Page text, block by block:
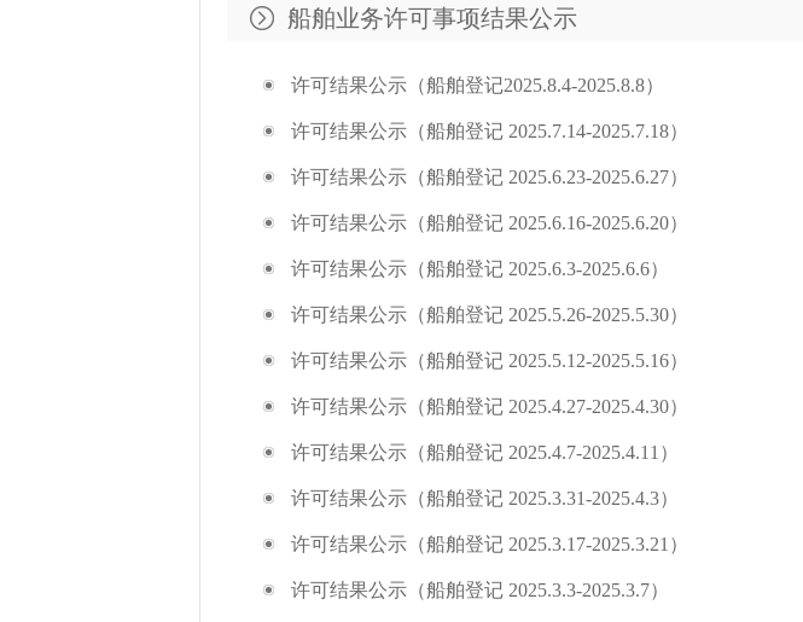
船舶业务许可事项结果公示
许可结果公示（船舶登记2025.8.4-2025.8.8）
许可结果公示（船舶登记 2025.7.14-2025.7.18）
许可结果公示（船舶登记 2025.6.23-2025.6.27）
许可结果公示（船舶登记 2025.6.16-2025.6.20）
许可结果公示（船舶登记 2025.6.3-2025.6.6）
许可结果公示（船舶登记 2025.5.26-2025.5.30）
许可结果公示（船舶登记 2025.5.12-2025.5.16）
许可结果公示（船舶登记 2025.4.27-2025.4.30）
许可结果公示（船舶登记 2025.4.7-2025.4.11）
许可结果公示（船舶登记 2025.3.31-2025.4.3）
许可结果公示（船舶登记 2025.3.17-2025.3.21）
许可结果公示（船舶登记 2025.3.3-2025.3.7）